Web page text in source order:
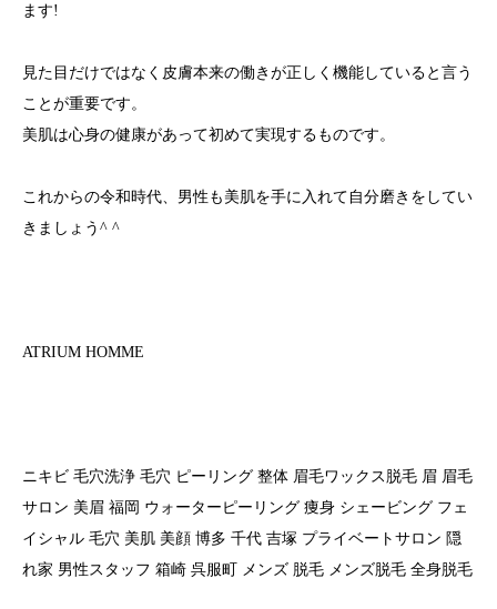
ます!
見た目だけではなく皮膚本来の働きが正しく機能していると言う
ことが重要です。
美肌は心身の健康があって初めて実現するものです。
これからの令和時代、男性も美肌を手に入れて自分磨きをしてい
きましょう^ ^
ATRIUM HOMME
ニキビ 毛穴洗浄 毛穴 ピーリング 整体 眉毛ワックス脱毛 眉 眉毛
サロン 美眉 福岡 ウォーターピーリング 痩身 シェービング フェ
イシャル 毛穴 美肌 美顔 博多 千代 吉塚 プライベートサロン 隠
れ家 男性スタッフ 箱崎 呉服町 メンズ 脱毛 メンズ脱毛 全身脱毛